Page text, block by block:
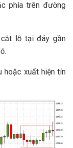
phía trên đường
lỗ tại đáy gần
hoặc xuất hiện tín